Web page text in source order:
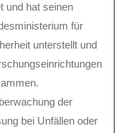
und hat seinen
für
unterstellt und
der
bei Unfällen oder